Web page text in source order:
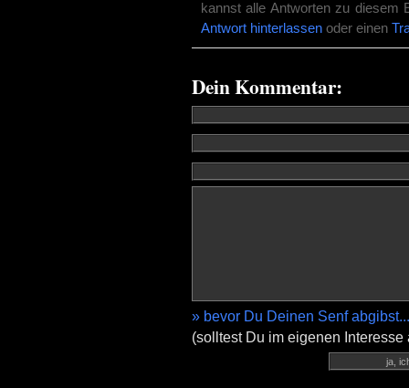
kannst alle Antworten zu diesem
Antwort hinterlassen oder einen
Dein Kommentar:
» bevor Du Deinen Senf abgibst...
(solltest Du im eigenen